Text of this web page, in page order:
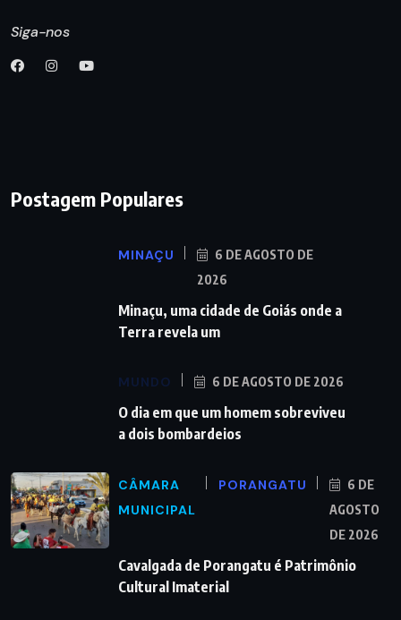
Siga-nos
Postagem Populares
MINAÇU
6 DE AGOSTO DE
2026
Minaçu, uma cidade de Goiás onde a
Terra revela um
MUNDO 6 DE AGOSTO DE 2026
O dia em que um homem sobreviveu
a dois bombardeios
CÂMARA
MUNICIPAL
PORANGATU
6 DE
AGOSTO
DE 2026
Cavalgada de Porangatu é Patrimônio
Cultural Imaterial